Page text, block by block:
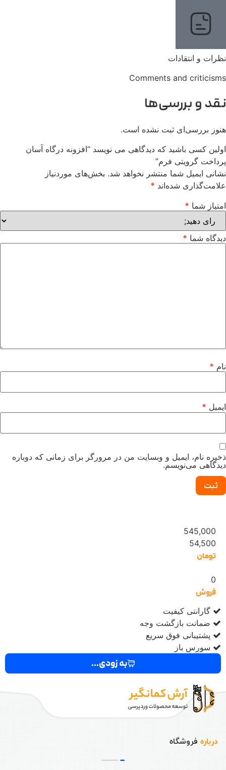
نظرات و انتقادات
Comments and criticisms
نقد و بررسی‌ها
هنوز بررسی‌ای ثبت نشده است.
اولین کسی باشید که دیدگاهی می نویسد “افزونه درگاه آسان
پرداخت گرویتی فرم”
نشانی ایمیل شما منتشر نخواهد شد. بخش‌های موردنیاز
علامت‌گذاری شده‌اند *
امتیاز شما *
دیدگاه شما *
نام *
ایمیل *
ذخیره نام، ایمیل و وبسایت من در مرورگر برای زمانی که دوباره
دیدگاهی می‌نویسم.
545,000
54,500
تومان
0
فروش
گارانتی کیفیت
ضمانت بازگشت وجه
پشتیبانی فوق سریع
سورس باز
به زودی...
درباره فروشگاه